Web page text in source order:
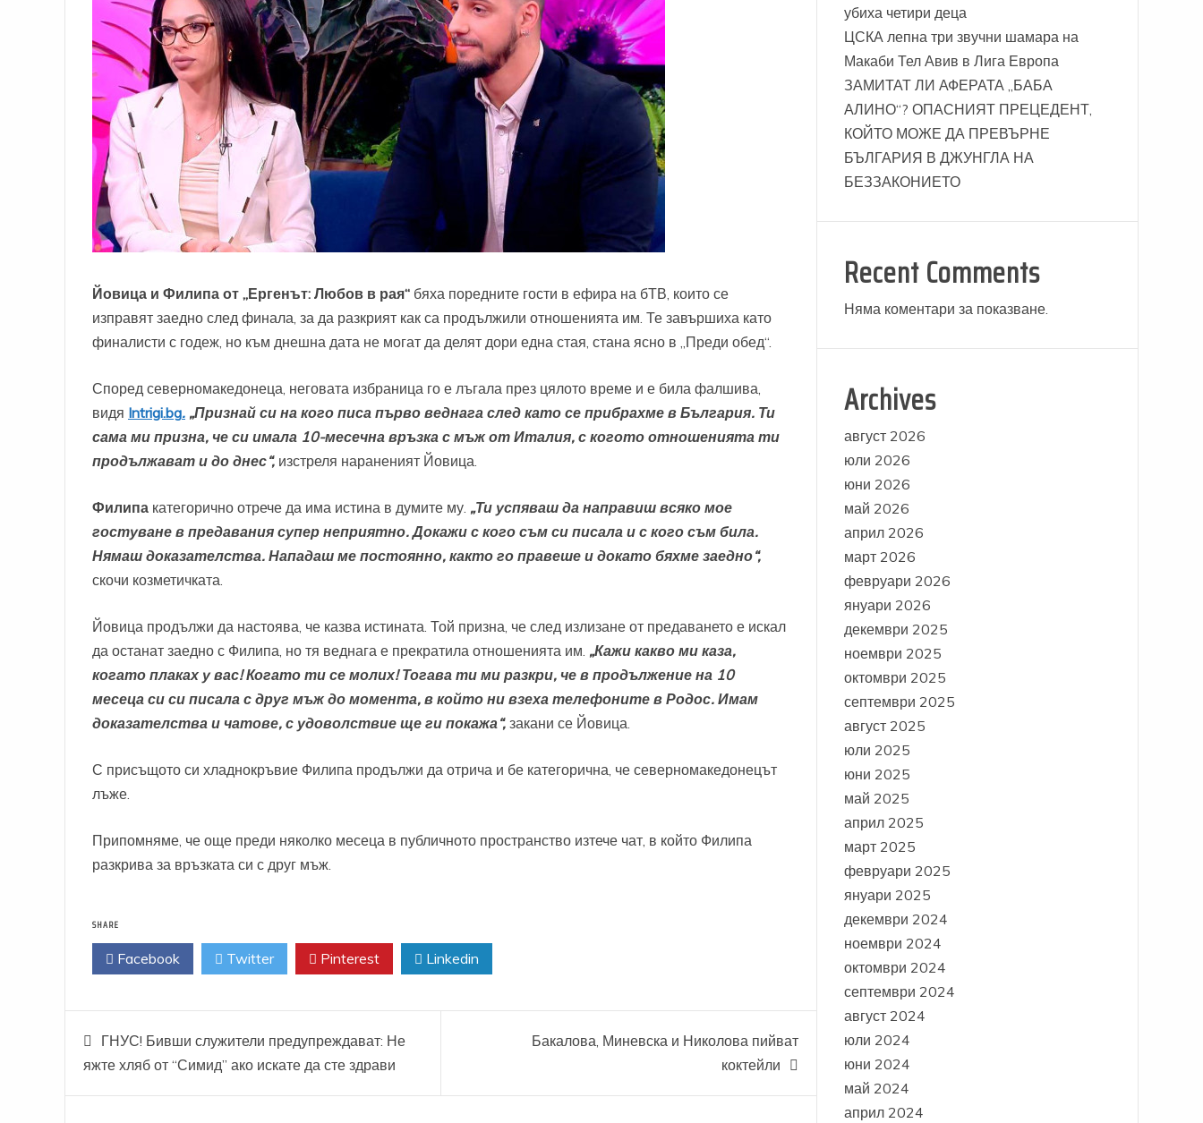
Йовица и Филипа от „Ергенът: Любов в рая“ бяха поредните гости в ефира на бТВ, които се
изправят заедно след финала, за да разкрият как са продължили отношенията им. Те завършиха като
финалисти с годеж, но към днешна дата не могат да делят дори една стая, стана ясно в „Преди обед“.
Според северномакедонеца, неговата избраница го е лъгала през цялото време и е била фалшива,
видя Intrigi.bg. „Признай си на кого писа първо веднага след като се прибрахме в България. Ти
сама ми призна, че си имала 10-месечна връзка с мъж от Италия, с когото отношенията ти
продължават и до днес“, изстреля нараненият Йовица.
Филипа категорично отрече да има истина в думите му. „Ти успяваш да направиш всяко мое
гостуване в предавания супер неприятно. Докажи с кого съм си писала и с кого съм била.
Нямаш доказателства. Нападаш ме постоянно, както го правеше и докато бяхме заедно“,
скочи козметичката.
Йовица продължи да настоява, че казва истината. Той призна, че след излизане от предаването е искал
да останат заедно с Филипа, но тя веднага е прекратила отношенията им. „Кажи какво ми каза,
когато плаках у вас! Когато ти се молих! Тогава ти ми разкри, че в продължение на 10
месеца си си писала с друг мъж до момента, в който ни взеха телефоните в Родос. Имам
доказателства и чатове, с удоволствие ще ги покажа“, закани се Йовица.
С присъщото си хладнокръвие Филипа продължи да отрича и бе категорична, че северномакедонецът
лъже.
Припомняме, че още преди няколко месеца в публичното пространство изтече чат, в който Филипа
разкрива за връзката си с друг мъж.
SHARE
Facebook Twitter Pinterest Linkedin
Навигация
ГНУС! Бивши служители предупреждават: Не
яжте хляб от “Симид” ако искате да сте здрави
Бакалова, Миневска и Николова пийват
коктейли
убиха четири деца
ЦСКА лепна три звучни шамара на
Макаби Тел Авив в Лига Европа
ЗАМИТАТ ЛИ АФЕРАТА „БАБА
АЛИНО“? ОПАСНИЯТ ПРЕЦЕДЕНТ,
КОЙТО МОЖЕ ДА ПРЕВЪРНЕ
БЪЛГАРИЯ В ДЖУНГЛА НА
БЕЗЗАКОНИЕТО
Recent Comments
Няма коментари за показване.
Archives
август 2026
юли 2026
юни 2026
май 2026
април 2026
март 2026
февруари 2026
януари 2026
декември 2025
ноември 2025
октомври 2025
септември 2025
август 2025
юли 2025
юни 2025
май 2025
април 2025
март 2025
февруари 2025
януари 2025
декември 2024
ноември 2024
октомври 2024
септември 2024
август 2024
юли 2024
юни 2024
май 2024
април 2024